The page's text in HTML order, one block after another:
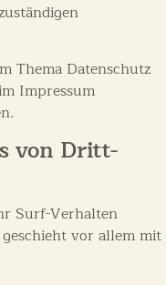
Thema Datenschutz
Impressum
von Dritt­
Surf-Verhalten
vor allem mit